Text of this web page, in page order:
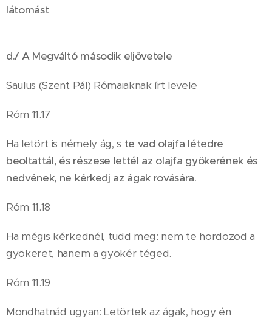
látomást
d./ A Megváltó második eljövetele
Saulus (Szent Pál) Rómaiaknak írt levele
Róm 11.17
Ha letört is némely ág, s te vad olajfa létedre
beoltattál, és részese lettél az olajfa gyökerének és
nedvének, ne kérkedj az ágak rovására.
Róm 11.18
Ha mégis kérkednél, tudd meg: nem te hordozod a
gyökeret, hanem a gyökér téged.
Róm 11.19
Mondhatnád ugyan: Letörtek az ágak, hogy én